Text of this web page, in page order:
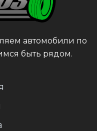
автомобили по
быть рядом.